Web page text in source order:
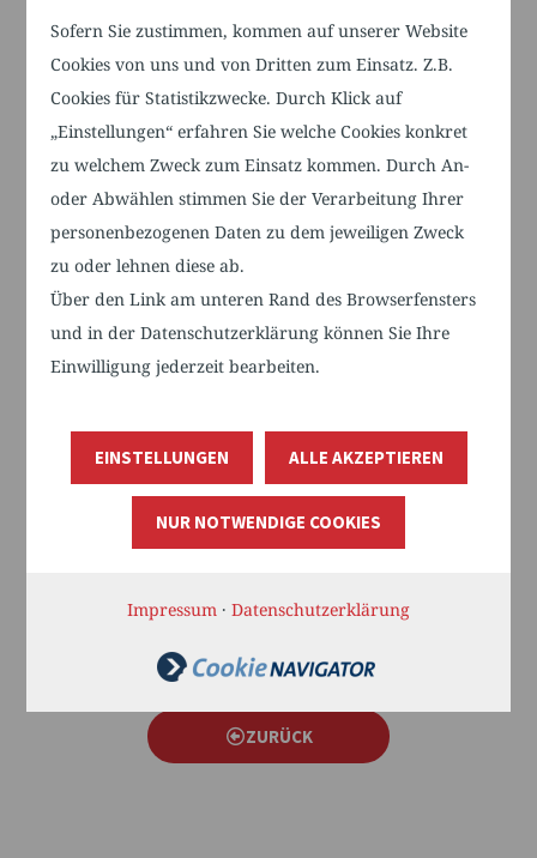
Sofern Sie zustimmen, kommen auf unserer Website
Cookies von uns und von Dritten zum Einsatz. Z.B.
Cookies für Statistikzwecke. Durch Klick auf
„Einstellungen“ erfahren Sie welche Cookies konkret
zu welchem Zweck zum Einsatz kommen. Durch An-
oder Abwählen stimmen Sie der Verarbeitung Ihrer
personenbezogenen Daten zu dem jeweiligen Zweck
zu oder lehnen diese ab.
Über den Link am unteren Rand des Browserfensters
und in der Datenschutzerklärung können Sie Ihre
Einwilligung jederzeit bearbeiten.
EINSTELLUNGEN ALLE AKZEPTIEREN
NUR NOTWENDIGE COOKIES
Impressum · Datenschutzerklärung
Tagungspauschale
Pro Person inklusive Konferenz, Essen und Trinken
(inkl. Mittagsbuffet) und einem anschließenden
Rehabilitation, Therapie, Pflege und Inklusion.
Für Mitglieder 40,00 €
Für Nichtmitglieder 75,00 €
Anmeldungen richten Sie bitte bis zum 14.06.2022 per
info@pflegebuendnis-trk.deNähere Informationen
zu den Zahlungsmodalitäten erhalten Sie in Ihrer
teile
ZURÜCK